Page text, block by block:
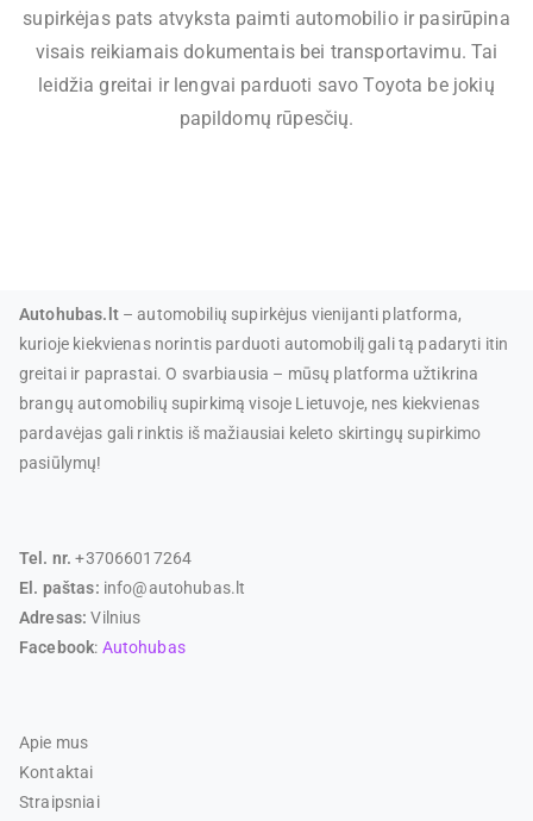
supirkėjas pats atvyksta paimti automobilio ir pasirūpina
visais reikiamais dokumentais bei transportavimu. Tai
leidžia greitai ir lengvai parduoti savo Toyota be jokių
papildomų rūpesčių.
Autohubas.lt– automobilių supirkėjus vienijanti platforma,
kurioje kiekvienas norintis parduoti automobilį gali tą padaryti itin
greitai ir paprastai. O svarbiausia – mūsų platforma užtikrina
brangų automobilių supirkimą visoje Lietuvoje, nes kiekvienas
pardavėjas gali rinktis iš mažiausiai keleto skirtingų supirkimo
pasiūlymų!
Tel. nr. +37066017264
El. paštas: info@autohubas.lt
Adresas: Vilnius
Facebook: Autohubas
Apie mus
Kontaktai
Straipsniai